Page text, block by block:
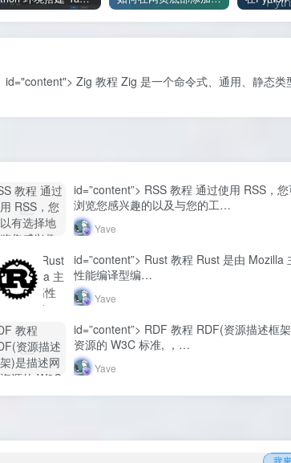
id="content"> Zig 教程 Zig 是一个命令式、通用、静态类
教程 通过
RSS，您
有选择地
览您感兴趣
以及与您的
...-Yave520-
业开发者社
id=”content”> RSS 教程 通过使用 RSS，
浏览您感兴趣的以及与您的工…
Yave
教程 Rust
由 Mozilla 主
开发的高性
译型编...-
专业
者社区"
id=”content”> Rust 教程 Rust 是由 Mozilla
性能编译型编…
Yave
教程
资源描述
)是描述网
源的 W3C
, ，...-
id=”content”> RDF 教程 RDF(资源描述框
资源的 W3C 标准, ，…
Yave